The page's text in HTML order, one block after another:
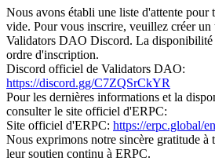
Nous avons établi une liste d'attente pour
vide. Pour vous inscrire, veuillez créer un
Validators DAO Discord. La disponibilité
ordre d'inscription.
Discord officiel de Validators DAO:
https://discord.gg/C7ZQSrCkYR
Pour les dernières informations et la
consulter le site officiel d'ERPC:
Site officiel d'ERPC: https://erpc.global/en
Nous exprimons notre sincère gratitude à
leur soutien continu à ERPC.